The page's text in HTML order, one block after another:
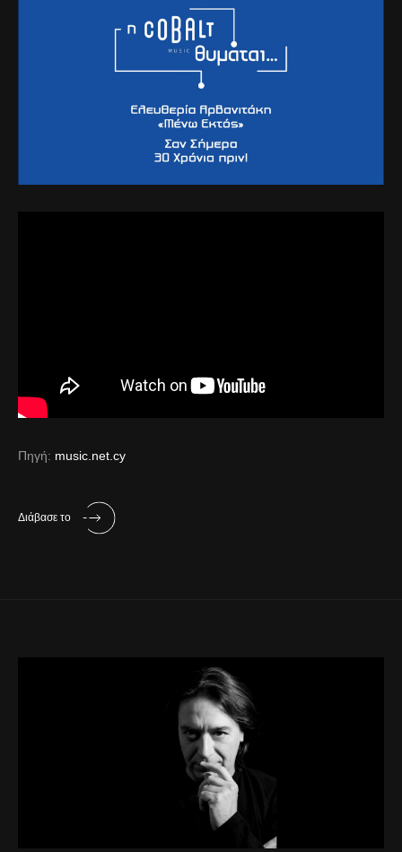
Πηγή: music.net.cy
Διάβασε το